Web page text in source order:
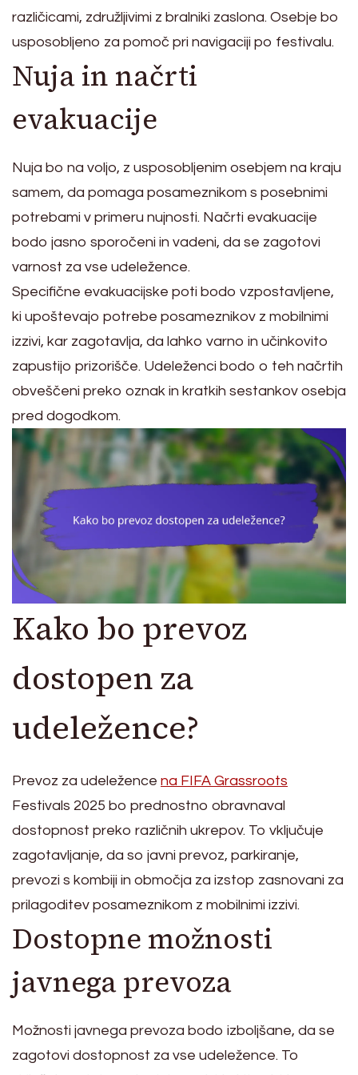
različicami, združljivimi z bralniki zaslona. Osebje bo
usposobljeno za pomoč pri navigaciji po festivalu.
Nuja in načrti
evakuacije
Nuja bo na voljo, z usposobljenim osebjem na kraju
samem, da pomaga posameznikom s posebnimi
potrebami v primeru nujnosti. Načrti evakuacije
bodo jasno sporočeni in vadeni, da se zagotovi
varnost za vse udeležence.
Specifične evakuacijske poti bodo vzpostavljene,
ki upoštevajo potrebe posameznikov z mobilnimi
izzivi, kar zagotavlja, da lahko varno in učinkovito
zapustijo prizorišče. Udeleženci bodo o teh načrtih
obveščeni preko oznak in kratkih sestankov osebja
pred dogodkom.
Kako bo prevoz
dostopen za
udeležence?
Prevoz za udeležence na FIFA Grassroots
Festivals 2025 bo prednostno obravnaval
dostopnost preko različnih ukrepov. To vključuje
zagotavljanje, da so javni prevoz, parkiranje,
prevozi s kombiji in območja za izstop zasnovani za
prilagoditev posameznikom z mobilnimi izzivi.
Dostopne možnosti
javnega prevoza
Možnosti javnega prevoza bodo izboljšane, da se
zagotovi dostopnost za vse udeležence. To